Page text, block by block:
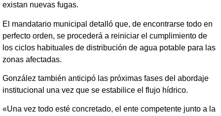
existan nuevas fugas.
El mandatario municipal detalló que, de encontrarse todo en
perfecto orden, se procederá a reiniciar el cumplimiento de
los ciclos habituales de distribución de agua potable para las
zonas afectadas.
González también anticipó las próximas fases del abordaje
institucional una vez que se estabilice el flujo hídrico.
«Una vez todo esté concretado, el ente competente junto a la